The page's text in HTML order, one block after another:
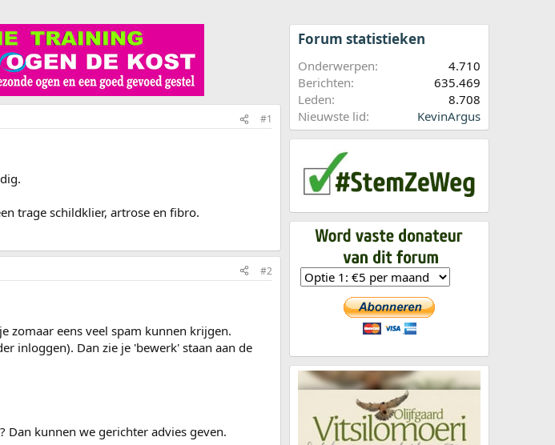
#1
trage schildklier, artrose en fibro.
#2
zomaar eens veel spam kunnen krijgen.
inloggen). Dan zie je 'bewerk' staan aan de
kunnen we gerichter advies geven.
Forum statistieken
Onderwerpen
4.710
Berichten
635.469
Leden
8.708
Nieuwste lid
KevinArgus